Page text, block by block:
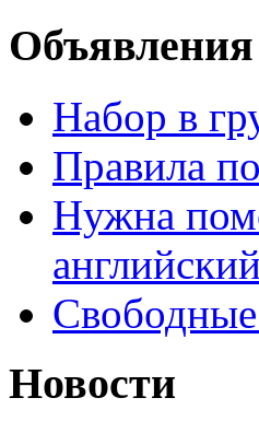
Объявления
Набор в
Правила
Нужна
Новости